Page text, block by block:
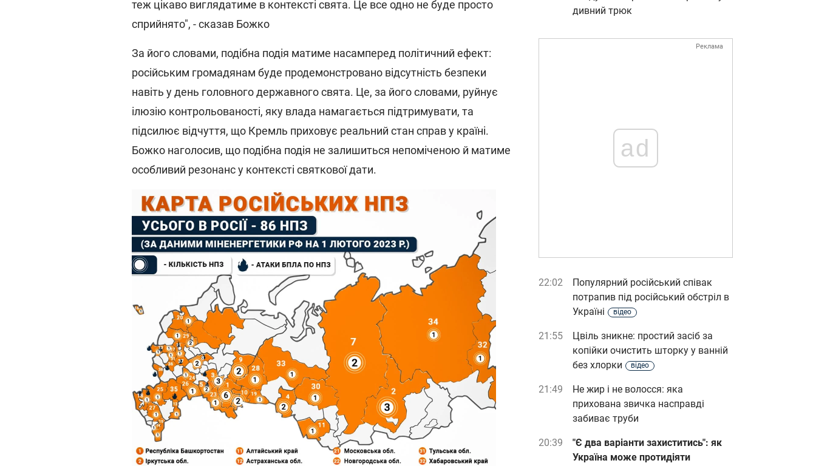
теж цікаво виглядатиме в контексті свята. Це все одно не буде просто
сприйнято", - сказав Божко
За його словами, подібна подія матиме насамперед політичний ефект:
російським громадянам буде продемонстровано відсутність безпеки
навіть у день головного державного свята. Це, за його словами, руйнує
ілюзію контрольованості, яку влада намагається підтримувати, та
підсилює відчуття, що Кремль приховує реальний стан справ у країні.
Божко наголосив, що подібна подія не залишиться непоміченою й матиме
особливий резонанс у контексті святкової дати.
дивний трюк
Реклама
ad
22:02
Популярний російський співак
потрапив під російський обстріл в
Україні
відео
21:55
Цвіль зникне: простий засіб за
копійки очистить шторку у ванній
без хлорки
відео
21:49
Не жир і не волосся: яка
прихована звичка насправді
забиває труби
20:39
"Є два варіанти захиститись": як
Україна може протидіяти